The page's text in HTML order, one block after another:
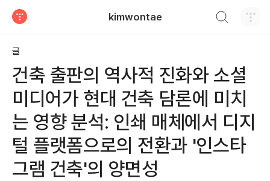
kimwontae
글
건축 출판의 역사적 진화와 소셜
미디어가 현대 건축 담론에 미치
는 영향 분석: 인쇄 매체에서 디지
털 플랫폼으로의 전환과 '인스타
그램 건축'의 양면성